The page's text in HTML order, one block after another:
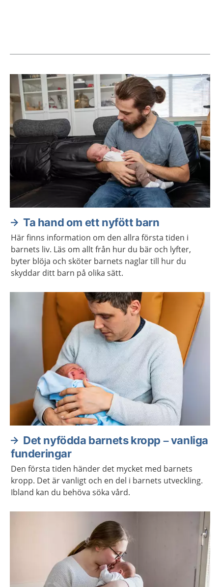
Aktuella artiklar
Ta hand om ett nyfött barn
Här finns information om den allra första tiden i
barnets liv. Läs om allt från hur du bär och lyfter,
byter blöja och sköter barnets naglar till hur du
skyddar ditt barn på olika sätt.
Det nyfödda barnets kropp – vanliga
funderingar
Den första tiden händer det mycket med barnets
kropp. Det är vanligt och en del i barnets utveckling.
Ibland kan du behöva söka vård.